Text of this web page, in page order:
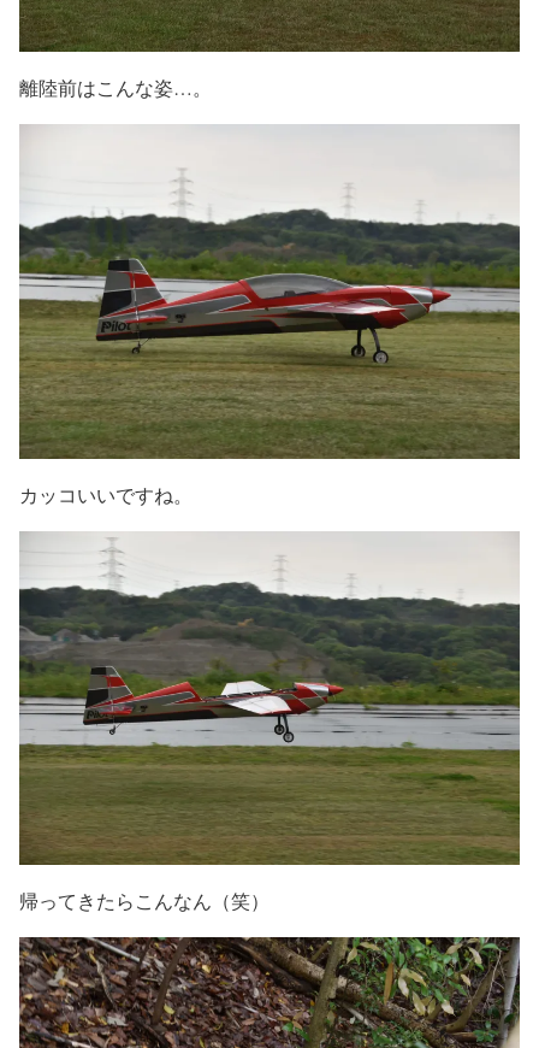
離陸前はこんな姿…。
カッコいいですね。
帰ってきたらこんなん（笑）